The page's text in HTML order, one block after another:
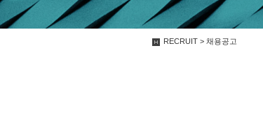
RECRUIT > 채용공고